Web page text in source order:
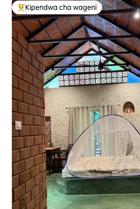
Kipendwa maarufu cha wageni
Kipendwa cha wageni